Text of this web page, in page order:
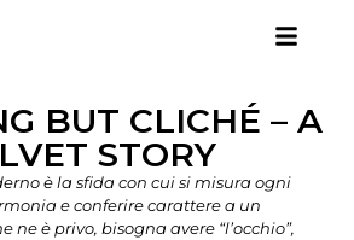
BUT CLICHÉ – A
STORY
è la sfida con cui si misura ogni
e conferire carattere a un
è privo, bisogna avere “l’occhio”,